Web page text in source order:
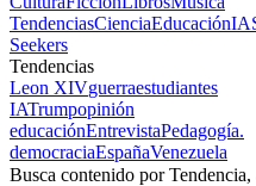
TendenciasCienciaEducaciónIA
Seekers
Tendencias
Leon XIVguerraestudiantes
IATrumpopinión
educaciónEntrevistaPedagogía.
democraciaEspañaVenezuela
Busca contenido por